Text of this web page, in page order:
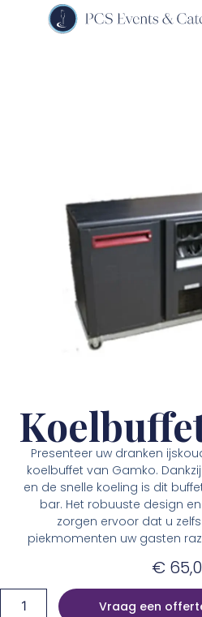
Presenteer uw dranken
koelbuffet van Gamko.
en de snelle koeling is dit
bar. Het robuuste design
zorgen ervoor dat u
piekmomenten uw gasten
€
Vraag een